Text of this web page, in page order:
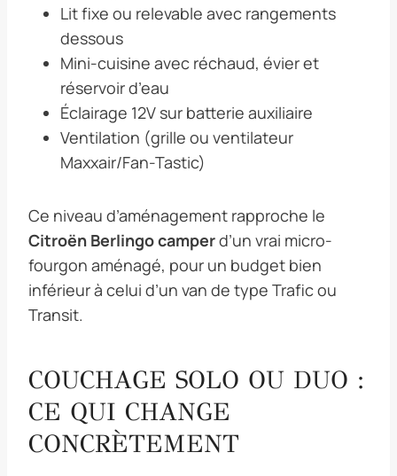
Lit fixe ou relevable avec rangements
dessous
Mini-cuisine avec réchaud, évier et
réservoir d’eau
Éclairage 12V sur batterie auxiliaire
Ventilation (grille ou ventilateur
Maxxair/Fan-Tastic)
Ce niveau d’aménagement rapproche le
Citroën Berlingo camperd’un vrai micro-
fourgon aménagé, pour un budget bien
inférieur à celui d’un van de type Trafic ou
Transit.
COUCHAGE SOLO OU DUO :
CE QUI CHANGE
CONCRÈTEMENT